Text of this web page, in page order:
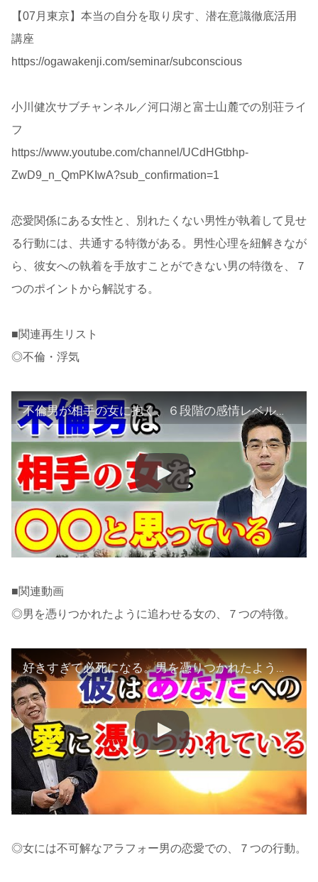
【07月東京】本当の自分を取り戻す、潜在意識徹底活用
講座
https://ogawakenji.com/seminar/subconscious
小川健次サブチャンネル／河口湖と富士山麓での別荘ライ
フ
https://www.youtube.com/channel/UCdHGtbhp-
ZwD9_n_QmPKIwA?sub_confirmation=1
恋愛関係にある女性と、別れたくない男性が執着して見せ
る行動には、共通する特徴がある。男性心理を紐解きなが
ら、彼女への執着を手放すことができない男の特徴を、７
つのポイントから解説する。
■関連再生リスト
◎不倫・浮気
不倫男が相手の女に抱く、６段階の感情レベル。不倫相手の男性心理とは。
■関連動画
◎男を憑りつかれたように追わせる女の、７つの特徴。
好きすぎて必死になる。男を憑りつかれたように追わせる女の、７つの特徴。
◎女には不可解なアラフォー男の恋愛での、７つの行動。